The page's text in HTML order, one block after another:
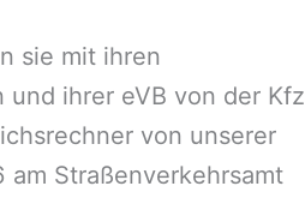
sie mit ihren
ihrer eVB von der Kfz
von unserer
am Straßenverkehrsamt